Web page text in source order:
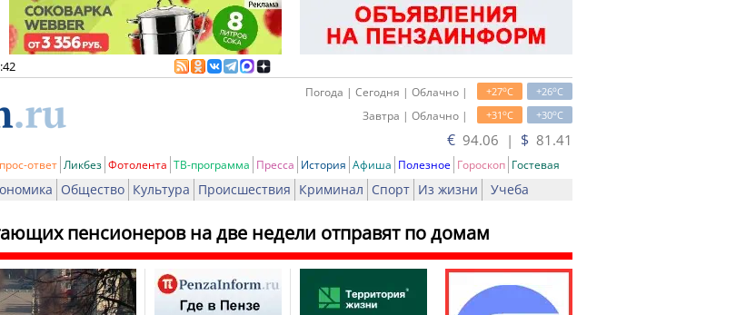
+26oC
+27oC
Погода | Сегодня | Облачно |
+30oC
+31oC
Завтра | Облачно |
€ 94.06 | $ 81.41
ответ Ликбез Фотолента ТВ-программа Пресса История Афиша Полезное Гороскоп Гостевая
Общество Культура Происшествия Криминал Спорт Из жизни Учеба
пенсионеров на две недели отправят по домам